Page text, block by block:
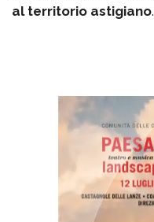
al territorio astigiano.